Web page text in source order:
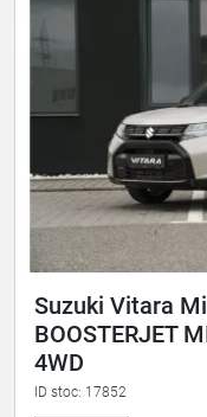
Suzuki Vitara
BOOSTERJET
4WD
ID stoc: 17852